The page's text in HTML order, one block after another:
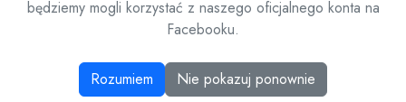
będziemy mogli korzystać z naszego oficjalnego konta na
Facebooku.
Rozumiem Nie pokazuj ponownie